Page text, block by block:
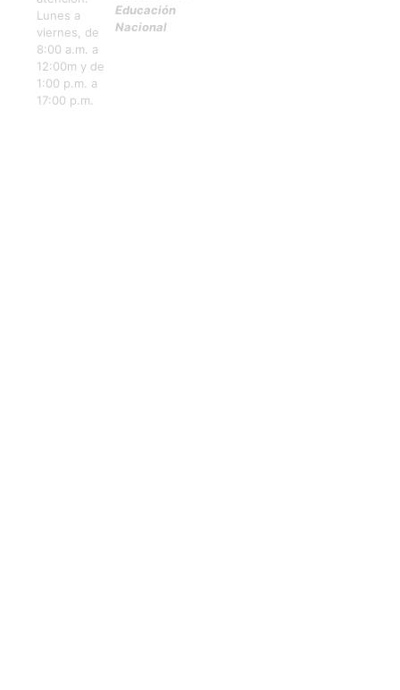
Lunes a
viernes, de
8:00 a.m. a
12:00m y de
1:00 p.m. a
17:00 p.m.
Educación
Nacional